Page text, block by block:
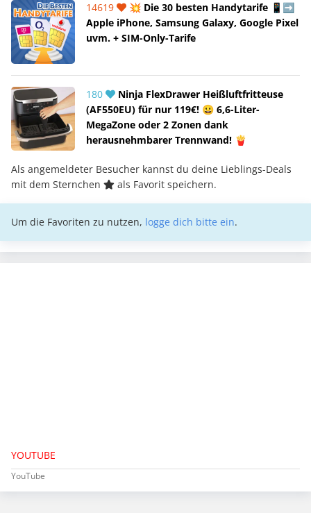
14619
💥 Die 30 besten Handytarife 📱➡️
Apple iPhone, Samsung Galaxy, Google Pixel
uvm. + SIM-Only-Tarife
180
Ninja FlexDrawer Heißluftfritteuse
(AF550EU) für nur 119€! 😀 6,6-Liter-
MegaZone oder 2 Zonen dank
herausnehmbarer Trennwand! 🍟
Als angemeldeter Besucher kannst du deine Lieblings-Deals
mit dem Sternchen
als Favorit speichern.
Um die Favoriten zu nutzen, logge dich bitte ein.
YOUTUBE
YouTube